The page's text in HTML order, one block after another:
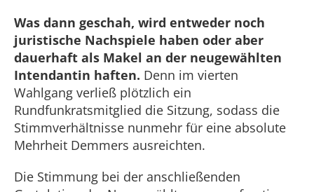
Was dann geschah, wird entweder noch
juristische Nachspiele haben oder aber
dauerhaft als Makel an der neugewählten
Intendantin haften. Denn im vierten
Wahlgang verließ plötzlich ein
Rundfunkratsmitglied die Sitzung, sodass die
Stimmverhältnisse nunmehr für eine absolute
Mehrheit Demmers ausreichten.
Die Stimmung bei der anschließenden